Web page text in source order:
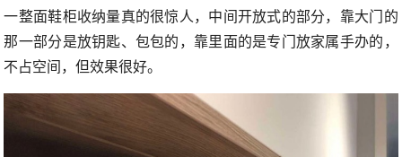
一整面鞋柜收纳量真的很惊人，中间开放式的部分，靠大门的
那一部分是放钥匙、包包的，靠里面的是专门放家属手办的，
不占空间，但效果很好。